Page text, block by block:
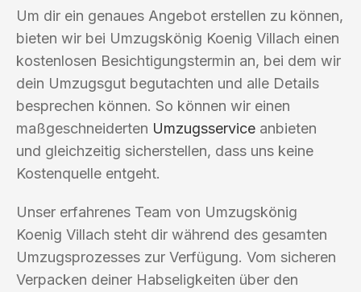
Um dir ein genaues Angebot erstellen zu können,
bieten wir bei Umzugskönig Koenig Villach einen
kostenlosen Besichtigungstermin an, bei dem wir
dein Umzugsgut begutachten und alle Details
besprechen können. So können wir einen
maßgeschneiderten Umzugsservice anbieten
und gleichzeitig sicherstellen, dass uns keine
Kostenquelle entgeht.
Unser erfahrenes Team von Umzugskönig
Koenig Villach steht dir während des gesamten
Umzugsprozesses zur Verfügung. Vom sicheren
Verpacken deiner Habseligkeiten über den